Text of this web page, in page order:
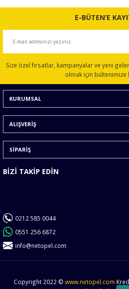
Bu ürünün fiyat bilgisi, resim, ürün
konularda yetersiz gördüğünüz
Ürün açıklamasında eksik bilgiler
Ürün bilgilerinde hatalar bulunuyor.
Ürün fiyatı diğer sitelerden daha
Bu ürüne benzer farklı alternatifler
E-BÜTEN’E
Size özel fırsatlar, kampanyalar ve yeni
olmak için bültenimize
KURUMSAL
ALIŞVERİŞ
SİPARİŞ
BİZİ TAKİP EDİN
0212 585 0044
0551 256 6872
info@netopel.com
Copyright 2022 © www.netopel.com